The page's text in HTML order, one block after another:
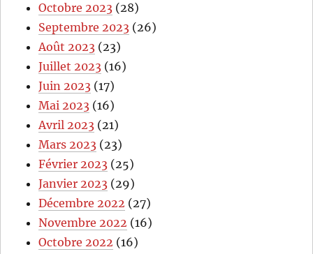
Octobre 2023 (28)
Septembre 2023 (26)
Août 2023 (23)
Juillet 2023 (16)
Juin 2023 (17)
Mai 2023 (16)
Avril 2023 (21)
Mars 2023 (23)
Février 2023 (25)
Janvier 2023 (29)
Décembre 2022 (27)
Novembre 2022 (16)
Octobre 2022 (16)